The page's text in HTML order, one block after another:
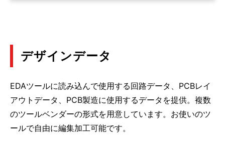
デザインデータ
EDAツールに読み込んで使用する回路データ、PCBレイ
アウトデータ、PCB製造に使用するデータを提供。複数
のツールベンダーの形式を用意しています。お使いのツ
ールで自由に編集加工可能です。